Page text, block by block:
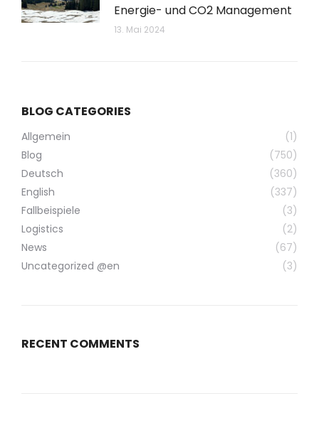
Energie- und CO2 Management
13. Mai 2024
BLOG CATEGORIES
Allgemein
(1)
Blog
(750)
Deutsch
(360)
English
(337)
Fallbeispiele
(3)
Logistics
(2)
News
(67)
Uncategorized @en
(3)
RECENT COMMENTS